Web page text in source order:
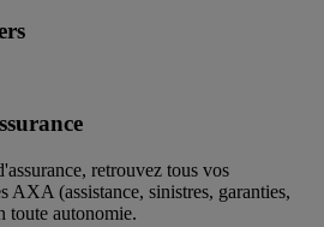
retrouvez tous vos
AXA (assistance, sinistres, garanties,
toute autonomie.